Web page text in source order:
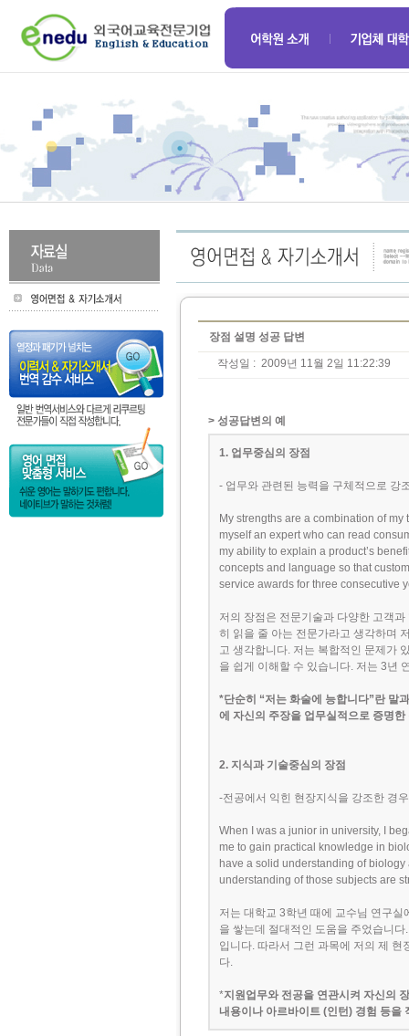
장점 설명 성공 답변
작성일 : 2009년 11월 2일 11:22:39
> 성공답변의 예
1. 업무중심의 장점
- 업무와 관련된 능력을 구체적으로 강
My strengths are a combination of
myself an expert who can read
my ability to explain a product’s
concepts and language so that
service awards for three consecutive
저의 장점은 전문기술과 다양한 고객
히 읽을 줄 아는 전문가라고 생각하며
고 생각합니다. 저는 복합적인 문제가
을 쉽게 이해할 수 있습니다. 저는 3년
*단순히 “저는 화술에 능합니다”란 말
에 자신의 주장을 업무실적으로 증명
2. 지식과 기술중심의 장점
-전공에서 익힌 현장지식을 강조한 경우
When I was a junior in university, I
me to gain practical knowledge in
have a solid understanding of
understanding of those subjects are
저는 대학교 3학년 때에 교수님 연구
을 쌓는데 절대적인 도움을 주었습니
입니다. 따라서 그런 과목에 저의 제
다.
*지원업무와 전공을 연관시켜 자신의
내용이나 아르바이트 (인턴) 경험 등을